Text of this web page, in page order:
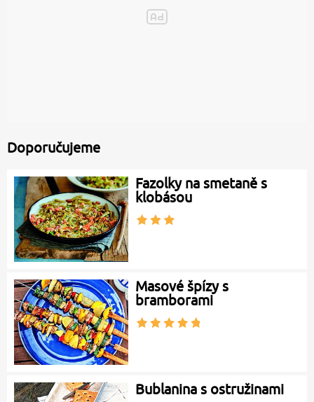
Doporučujeme
Fazolky na smetaně s
klobásou
Masové špízy s
bramborami
Bublanina s ostružinami